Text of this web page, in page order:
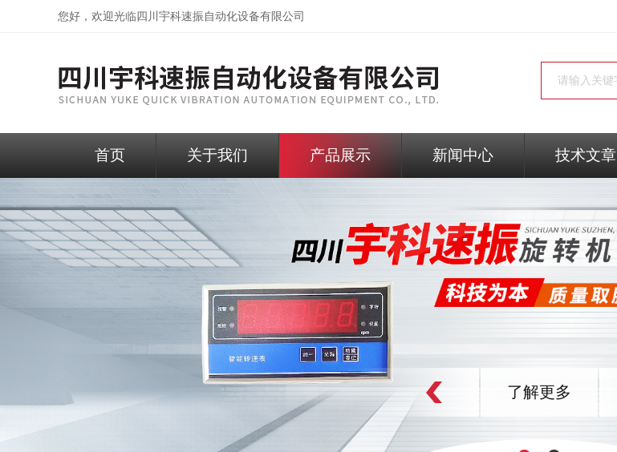
您好，欢迎光临 四川宇科速振自动化设备有限公司
首页 关于我们 产品展示 新闻中心 技术文章
了解更多